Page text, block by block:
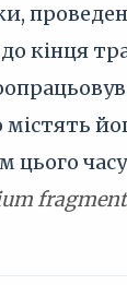
кінця